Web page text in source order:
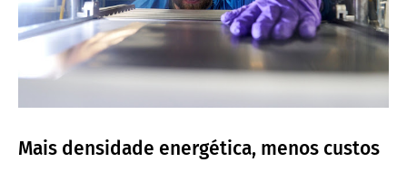
Mais densidade energética, menos custos